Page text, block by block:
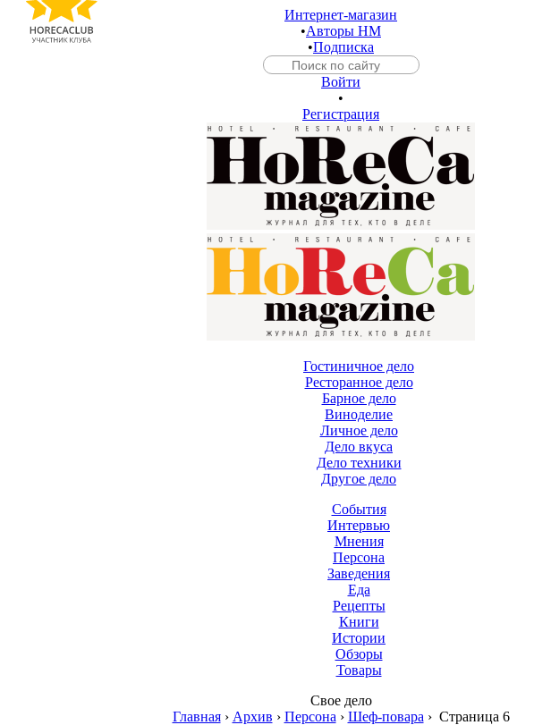
Интернет-магазин
•Авторы HM
•Подписка
Войти
•
Регистрация
Гостиничное дело
Ресторанное дело
Барное дело
Виноделие
Личное дело
Дело вкуса
Дело техники
Другое дело
События
Интервью
Мнения
Персона
Заведения
Еда
Рецепты
Книги
Истории
Обзоры
Товары
Свое дело
Главная› Архив › Персона › Шеф-повара › Страница 6